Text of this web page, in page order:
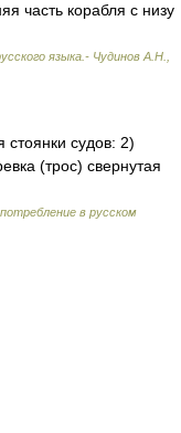
часть корабля с низу
языка.- Чудинов А.Н.
судов: 2)
(трос) свернутая
в русском